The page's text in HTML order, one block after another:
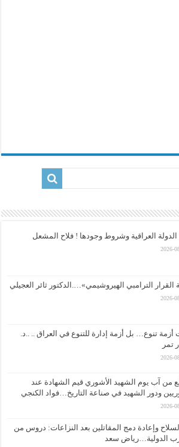
الدولة العراقية وشروط وجودها ! فلاح المشعل
2026-
القرار الترامبي الهيروشيمي»….الدكتور ثائر العجيلي
2026-
تنوع… بل أزمة إدارة للتنوع في العراق .. ..د.
تمر
2026-
من آب يوم الشهيد الأشوري قيم الشهادة عند
ودور الشهيد في صناعة التاريخ…فواد الكنجي
2026-
وإعادة دمج المقاتلين بعد النزاعات: دروس من
الدولية…رياض سعد